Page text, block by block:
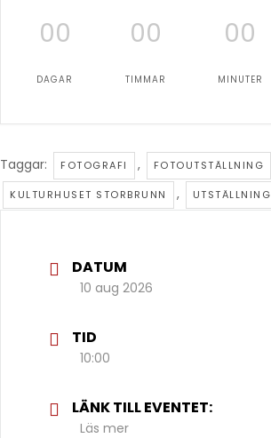
00
DAGAR
00
TIMMAR
00
MINUTER
Taggar: FOTOGRAFI , FOTOUTSTÄLLNING
KULTURHUSET STORBRUNN , UTSTÄLLNING
DATUM
10 aug 2026
TID
10:00
LÄNK TILL EVENTET:
Läs mer